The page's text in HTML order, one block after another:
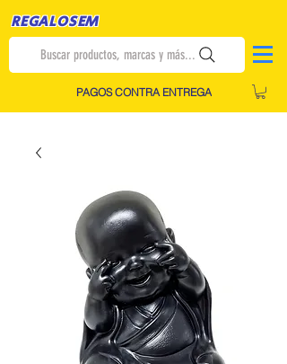
REGALOSEM
Buscar productos, marcas y más...
PAGOS CONTRA ENTREGA